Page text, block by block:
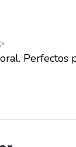
Perfectos